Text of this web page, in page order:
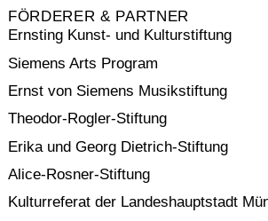
FÖRDERER & PARTNER
Ernsting Kunst- und Kulturstiftung
Siemens Arts Program
Ernst von Siemens Musikstiftung
Theodor-Rogler-Stiftung
Erika und Georg Dietrich-Stiftung
Alice-Rosner-Stiftung
Kulturreferat der Landeshauptstadt